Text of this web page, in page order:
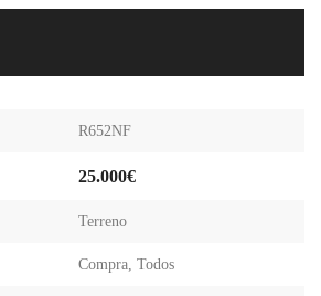
R652NF
25.000€
Terreno
Compra, Todos